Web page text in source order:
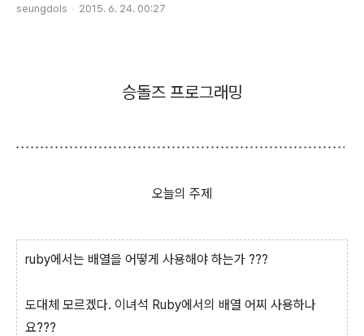
seungdols 2015. 6. 24. 00:27
승돌즈 프로그래밍
오늘의 주제
ruby에서는 배열을 어떻게 사용해야 하는가 ???
도대체 모르겠다. 이녀석 Ruby에서의 배열 어찌 사용하나
요???